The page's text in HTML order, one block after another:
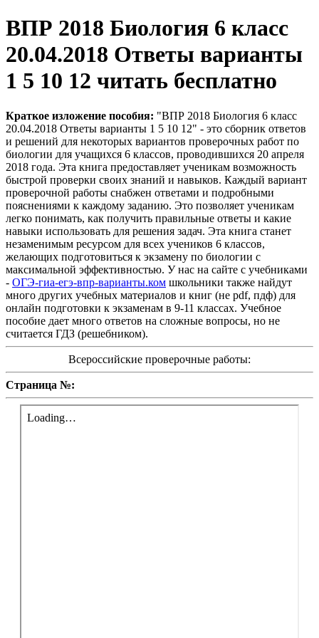
ВПР 2018 Биология 6 класс
20.04.2018 Ответы варианты
1 5 10 12 читать бесплатно
Краткое изложение пособия: "ВПР 2018 Биология 6 класс
20.04.2018 Ответы варианты 1 5 10 12" - это сборник ответов
и решений для некоторых вариантов проверочных работ по
биологии для учащихся 6 классов, проводившихся 20 апреля
2018 года. Эта книга предоставляет ученикам возможность
быстрой проверки своих знаний и навыков. Каждый вариант
проверочной работы снабжен ответами и подробными
пояснениями к каждому заданию. Это позволяет ученикам
легко понимать, как получить правильные ответы и какие
навыки использовать для решения задач. Эта книга станет
незаменимым ресурсом для всех учеников 6 классов,
желающих подготовиться к экзамену по биологии с
максимальной эффективностью. У нас на сайте с учебниками
- ОГЭ-гиа-егэ-впр-варианты.ком школьники также найдут
много других учебных материалов и книг (не pdf, пдф) для
онлайн подготовки к экзаменам в 9-11 классах. Учебное
пособие дает много ответов на сложные вопросы, но не
считается ГДЗ (решебником).
Всероссийские проверочные работы:
Страница №: